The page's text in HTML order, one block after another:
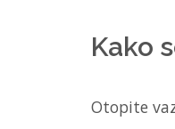
Kako
Otopite